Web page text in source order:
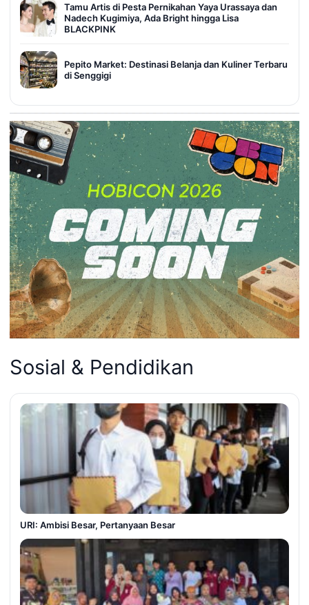
Tamu Artis di Pesta Pernikahan Yaya Urassaya dan
Nadech Kugimiya, Ada Bright hingga Lisa
BLACKPINK
Pepito Market: Destinasi Belanja dan Kuliner Terbaru
di Senggigi
Sosial & Pendidikan
URI: Ambisi Besar, Pertanyaan Besar